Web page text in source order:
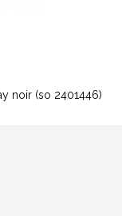
noir (so 2401446)